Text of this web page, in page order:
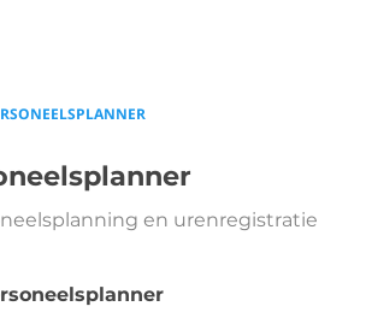
en urenregistratie